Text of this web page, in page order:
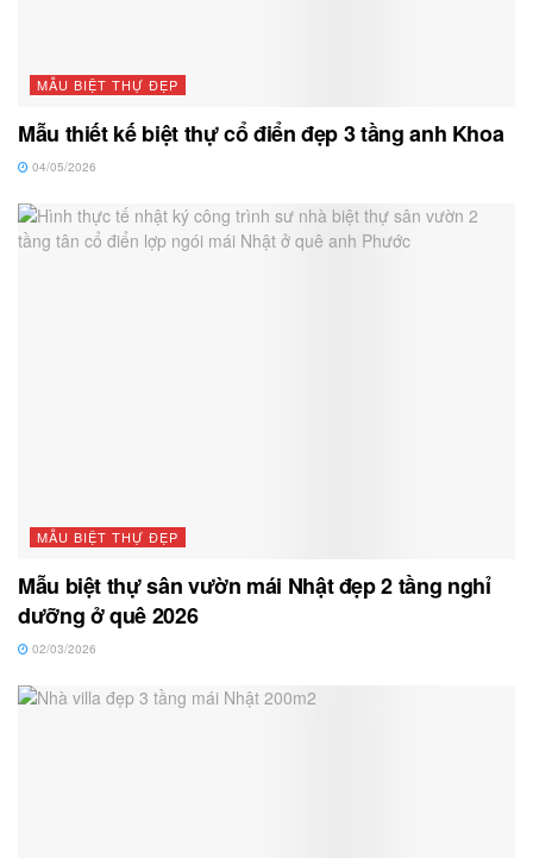
MẪU BIỆT THỰ ĐẸP
Mẫu thiết kế biệt thự cổ điển đẹp 3 tầng anh Khoa
04/05/2026
MẪU BIỆT THỰ ĐẸP
Mẫu biệt thự sân vườn mái Nhật đẹp 2 tầng nghỉ
dưỡng ở quê 2026
02/03/2026